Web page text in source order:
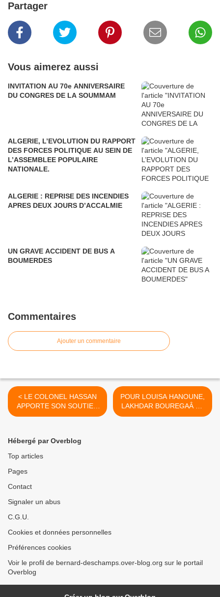
Partager
Vous aimerez aussi
INVITATION AU 70e ANNIVERSAIRE
DU CONGRES DE LA SOUMMAM
ALGERIE, L’EVOLUTION DU RAPPORT
DES FORCES POLITIQUE AU SEIN DE
L’ASSEMBLEE POPULAIRE
NATIONALE.
ALGERIE : REPRISE DES INCENDIES
APRES DEUX JOURS D’ACCALMIE
UN GRAVE ACCIDENT DE BUS A
BOUMERDES
Commentaires
Ajouter un commentaire
< LE COLONEL HASSAN
APPORTE SON SOUTIEN
A LAKHDAR BOUREGAÂ
POUR LOUISA HANOUNE,
LAKHDAR BOUREGAÂ ET
LES AUTRES
Hébergé par Overblog
Top articles
Pages
Contact
Signaler un abus
C.G.U.
Cookies et données personnelles
Préférences cookies
Voir le profil de bernard-deschamps.over-blog.org sur le portail
Overblog